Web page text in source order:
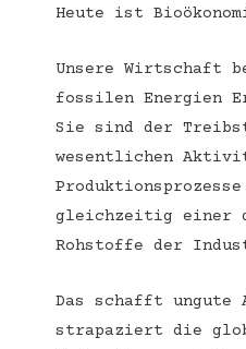
Heute ist
Unsere Wirtschaft
fossilen Energien
Sie sind der
wesentlichen
gleichzeitig einer
Rohstoffe der
Das schafft ungute
strapaziert die